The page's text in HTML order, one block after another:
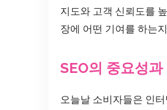
지도와 고객 신뢰도를
장에 어떤 기여를 하는
SEO의 중요성과
오늘날 소비자들은 인